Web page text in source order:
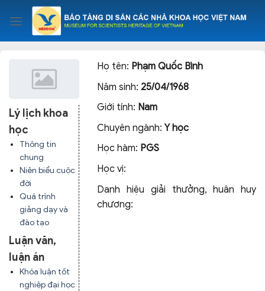
content
Lý lịch khoa
học
Thông tin
chung
Niên biểu cuộc
đời
Quá trình
giảng dạy và
đào tạo
Luận văn,
luận án
Khóa luận tốt
nghiệp đại học
Họ tên: Phạm Quốc Bình
Năm sinh: 25/04/1968
Giới tính: Nam
Chuyên ngành:Y học
Học hàm: PGS
Học vị:
Danh hiệu giải thưởng, huân huy
chương: